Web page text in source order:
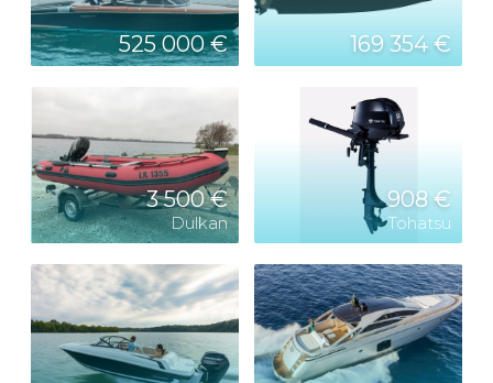
525 000 € 169 354 €
3 500 €
Dulkan
908 €
Tohatsu